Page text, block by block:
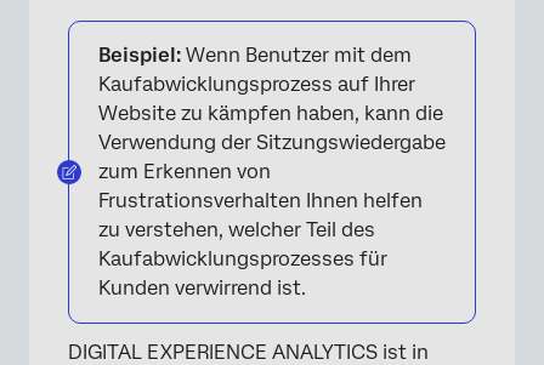
Beispiel: Wenn Benutzer mit dem
Kaufabwicklungsprozess auf Ihrer
Website zu kämpfen haben, kann die
Verwendung der Sitzungswiedergabe
zum Erkennen von
Frustrationsverhalten Ihnen helfen
zu verstehen, welcher Teil des
Kaufabwicklungsprozesses für
Kunden verwirrend ist.
DIGITAL EXPERIENCE ANALYTICS ist in